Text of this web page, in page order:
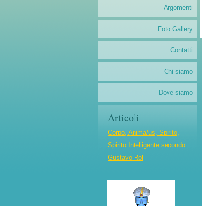
Argomenti
Foto Gallery
Contatti
Chi siamo
Dove siamo
Articoli
Corpo, Anima/us, Spirito,
Spirito Intelligente secondo
Gustavo Rol